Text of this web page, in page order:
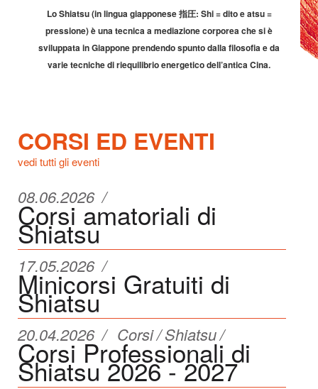
Lo Shiatsu (in lingua giapponese 指圧: Shi = dito e atsu =
pressione) è una tecnica a mediazione corporea che si è
sviluppata in Giappone prendendo spunto dalla filosofia e da
varie tecniche di riequilibrio energetico dell’antica Cina.
CORSI ED EVENTI
vedi tutti gli eventi
08.06.2026
Corsi amatoriali di
Shiatsu
17.05.2026
Minicorsi Gratuiti di
Shiatsu
20.04.2026 Corsi Shiatsu
Corsi Professionali di
Shiatsu 2026 - 2027